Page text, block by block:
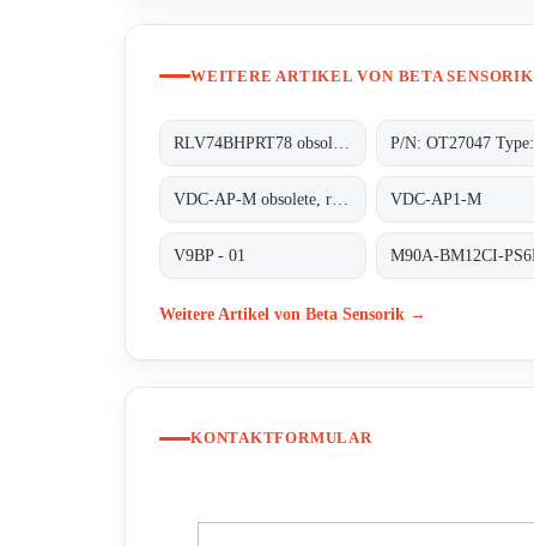
WEITERE ARTIKEL VON BETA SENSORIK
VDC-AP1-M
V9BP - 01
Weitere Artikel von Beta Sensorik →
KONTAKTFORMULAR